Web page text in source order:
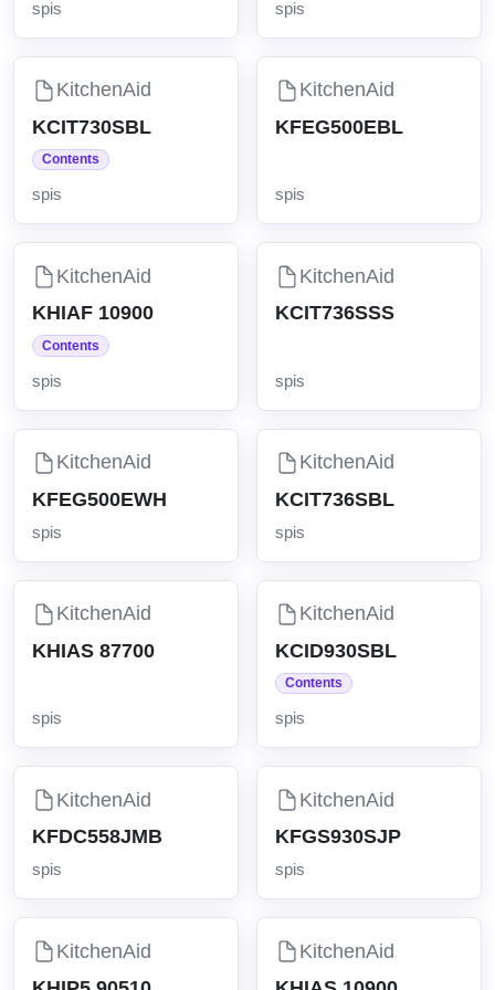
spis spis
KitchenAid
KCIT730SBL
Contents
spis
KitchenAid
KFEG500EBL
spis
KitchenAid
KHIAF 10900
Contents
spis
KitchenAid
KCIT736SSS
spis
KitchenAid
KFEG500EWH
spis
KitchenAid
KCIT736SBL
spis
KitchenAid
KHIAS 87700
spis
KitchenAid
KCID930SBL
Contents
spis
KitchenAid
KFDC558JMB
spis
KitchenAid
KFGS930SJP
spis
KitchenAid
KitchenAid